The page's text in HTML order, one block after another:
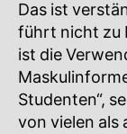
Das ist
führt nicht zu
ist die
Studenten“,
von vielen als